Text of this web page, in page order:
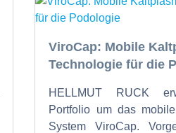
ViroCap: Mobile
Technologie für die
HELLMUT RUCK
Portfolio um das
System ViroCap.